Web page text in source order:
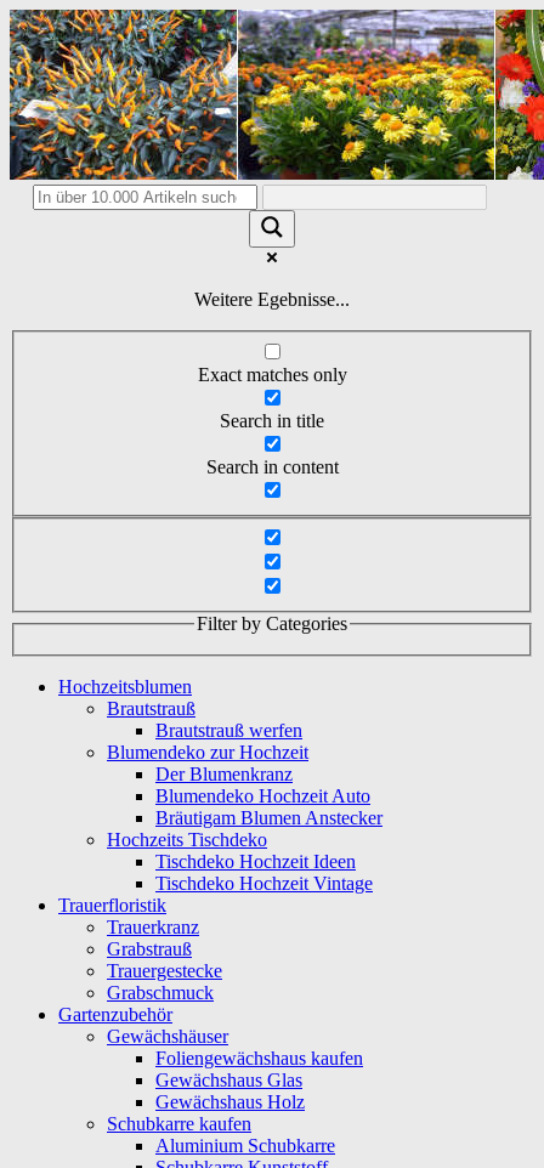
Weitere Egebnisse...
Exact matches only
Search in title
Search in content
Filter by Categories
Hochzeitsblumen
Brautstrauß
Brautstrauß werfen
Blumendeko zur Hochzeit
Der Blumenkranz
Blumendeko Hochzeit Auto
Bräutigam Blumen Anstecker
Hochzeits Tischdeko
Tischdeko Hochzeit Ideen
Tischdeko Hochzeit Vintage
Trauerfloristik
Trauerkranz
Grabstrauß
Trauergestecke
Grabschmuck
Gartenzubehör
Gewächshäuser
Foliengewächshaus kaufen
Gewächshaus Glas
Gewächshaus Holz
Schubkarre kaufen
Aluminium Schubkarre